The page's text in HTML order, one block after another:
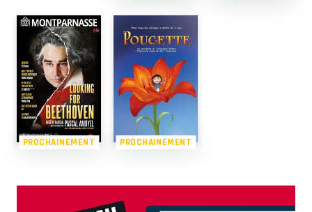
PROCHAINEMENT PROCHAINEMENT